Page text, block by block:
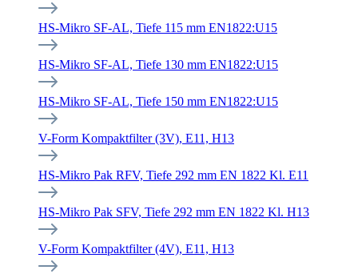
HS-Mikro SF-AL, Tiefe 115 mm EN1822:U15
HS-Mikro SF-AL, Tiefe 130 mm EN1822:U15
HS-Mikro SF-AL, Tiefe 150 mm EN1822:U15
V-Form Kompaktfilter (3V), E11, H13
HS-Mikro Pak RFV, Tiefe 292 mm EN 1822 Kl. E11
HS-Mikro Pak SFV, Tiefe 292 mm EN 1822 Kl. H13
V-Form Kompaktfilter (4V), E11, H13